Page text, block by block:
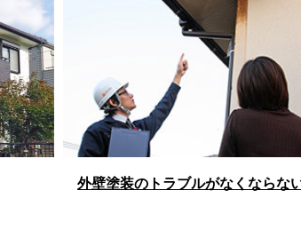
外壁塗装のトラブルがなくならな